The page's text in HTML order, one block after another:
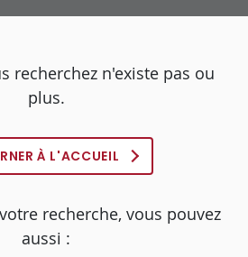
recherchez n'existe pas ou
plus.
À L'ACCUEIL
recherche, vous pouvez
aussi :